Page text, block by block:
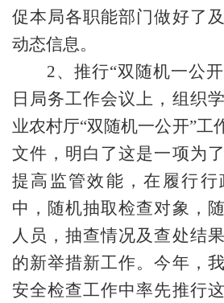
促本局各职能部门做好了
动态信息。
2、推行“双随机一公
日局务工作会议上，组织
业农村厅“双随机一公开”工
文件，明白了这是一项为
提高监管效能，在履行行
中，随机抽取检查对象，
人员，抽查情况及查处结
的新举措新工作。今年，
安全检查工作中率先推行